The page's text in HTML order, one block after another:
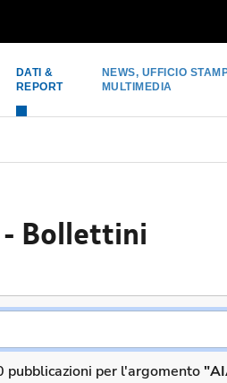
DATI &
REPORT
NEWS, UFFICIO
MULTIMEDIA
- Bollettini
pubblicazioni per l'argomento